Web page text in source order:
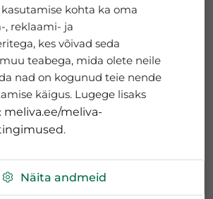
kohta ka oma
, reklaami- ja
kes võivad seda
teabega, mida olete neile
nad on kogunud teie nende
käigus. Lugege lisaks
meliva.ee/meliva-
.
Näita andmeid